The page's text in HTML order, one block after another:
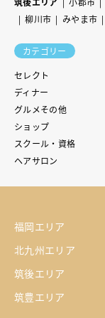
柳川市
みやま市
カテゴリー
セレクト
ディナー
グルメその他
ショップ
スクール・資格
ヘアサロン
福岡エリア
北九州エリア
筑後エリア
筑豊エリア